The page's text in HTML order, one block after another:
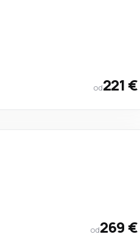
od221 €
od269 €